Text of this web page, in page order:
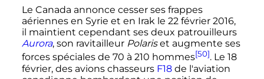
Le Canada annonce cesser ses frappes
aériennes en Syrie et en Irak le 22 février 2016,
il maintient cependant ses deux patrouilleurs
Aurora, son ravitailleur Polariset augmente ses
forces spéciales de 70 à 210 hommes[50]. Le 18
février, des avions chasseurs F18de l'aviation